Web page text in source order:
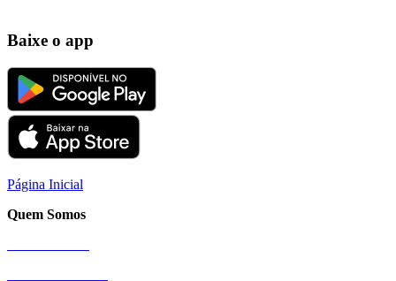
Baixe o app
Página Inicial
Quem Somos